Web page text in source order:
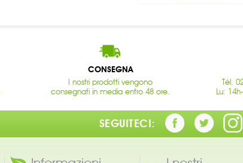
CONSEGNA
I nostri prodotti vengono
consegnati in media entro 48 ore.
Tél.
Lu:
SEGUITECI: